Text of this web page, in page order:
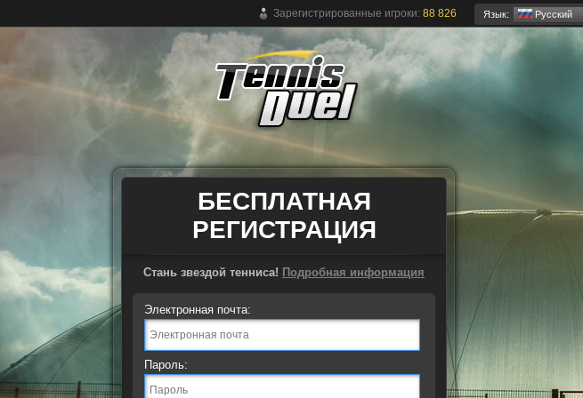
Зарегистрированные игроки: 88 826 Язык: Русский
БЕСПЛАТНАЯ
РЕГИСТРАЦИЯ
Стань звездой тенниса! Подробная информация
Электронная почта:
Пароль: